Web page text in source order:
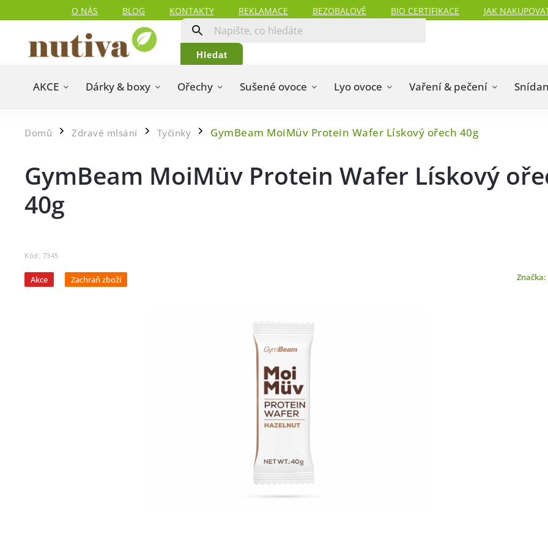
O NÁS BLOG KONTAKTY REKLAMACE BEZOBALOVĚ BIO CERTIFIKACE JAK
Hledat
AKCE Dárky & boxy Ořechy Sušené ovoce Lyo ovoce Vaření & pečení
Domů / Zdravé mlsání / Tyčinky / GymBeam MoiMüv Protein Wafer Lískový ořech 40g
GymBeam MoiMüv Protein Wafer Lískový
40g
Kód: 7345
Akce Zachraň zboží Značka: